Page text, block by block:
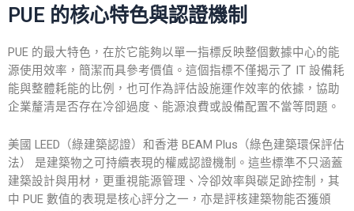
PUE 的核心特色與認證機制
PUE 的最大特色，在於它能夠以單一指標反映整個數據中心的能
源使用效率，簡潔而具參考價值。這個指標不僅揭示了 IT 設備耗
能與整體耗能的比例，也可作為評估設施運作效率的依據，協助
企業釐清是否存在冷卻過度、能源浪費或設備配置不當等問題。
美國 LEED（綠建築認證）和香港 BEAM Plus（綠色建築環保評估
法） 是建築物之可持續表現的權威認證機制。這些標準不只涵蓋
建築設計與用材，更重視能源管理、冷卻效率與碳足跡控制，其
中 PUE 數值的表現是核心評分之一，亦是評核建築物能否獲頒